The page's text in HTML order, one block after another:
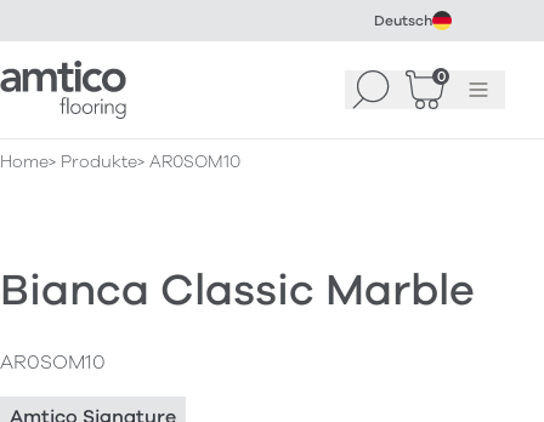
Deutsch
Amtico Flooring Suchen 0
WarenkorbMenü
Home Produkte AR0SOM10
Bianca Classic Marble
AR0SOM10